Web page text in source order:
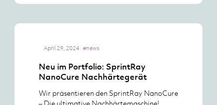
April 29, 2024 #news
Neu im Portfolio: SprintRay
NanoCure Nachhärtegerät
Wir präsentieren den SprintRay NanoCure
– Die ultimative Nachhärtemaschine!